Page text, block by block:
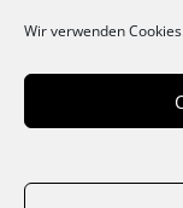
Wir verwenden
Digitalisierung